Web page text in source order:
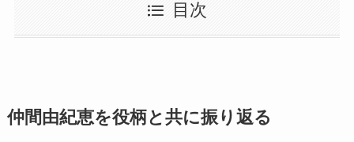
目次
仲間由紀恵を役柄と共に振り返る